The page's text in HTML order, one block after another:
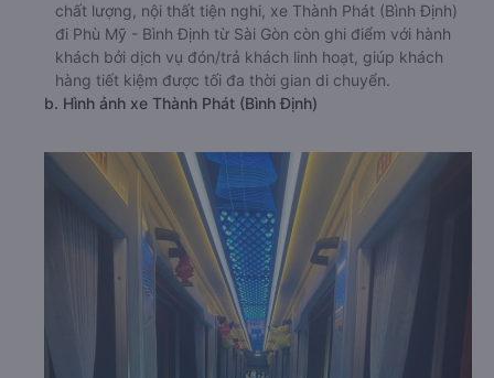
chất lượng, nội thất tiện nghi, xe Thành Phát (Bình Định)
đi Phù Mỹ - Bình Định từ Sài Gòn còn ghi điểm với hành
khách bởi dịch vụ đón/trả khách linh hoạt, giúp khách
hàng tiết kiệm được tối đa thời gian di chuyển.
b. Hình ảnh xe Thành Phát (Bình Định)